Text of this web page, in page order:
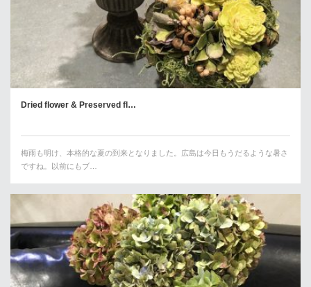
Dried flower & Preserved fl…
梅雨も明け、本格的な夏の到来となりました。広島は今日もうだるような暑さ
ですね。以前にもブ…